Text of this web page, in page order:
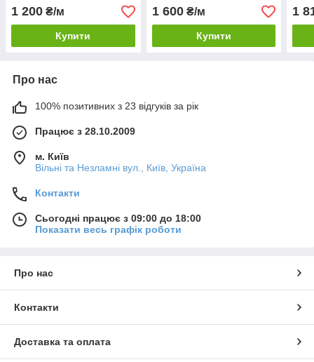
1 200 ₴/м
Купити
1 600₴/м
Купити
1
Про нас
100% позитивних з 23 відгуків за рік
Працює з 28.10.2009
м. Київ
Вільні та Незламні вул., Київ, Україна
Контакти
Сьогодні працює з 09:00 до 18:00
Показати весь графік роботи
Про нас
Контакти
Доставка та оплата